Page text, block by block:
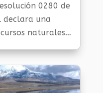
0280 de
declara una
naturales